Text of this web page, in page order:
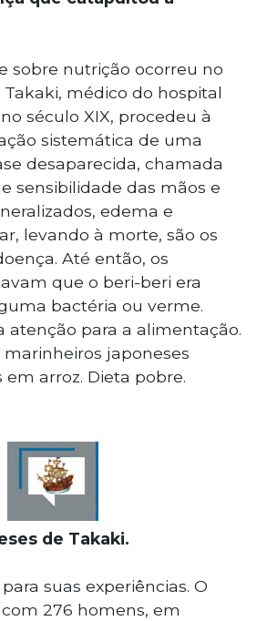
sobre nutrição ocorreu no
Takaki, médico do hospital
século XIX, procedeu à
sistemática de uma
desaparecida, chamada
sensibilidade das mãos e
edema e
levando à morte, são os
Até então, os
que o beri-beri era
bactéria ou verme.
atenção para a alimentação.
japoneses
arroz. Dieta pobre.
de Takaki.
suas experiências. O
276 homens, em